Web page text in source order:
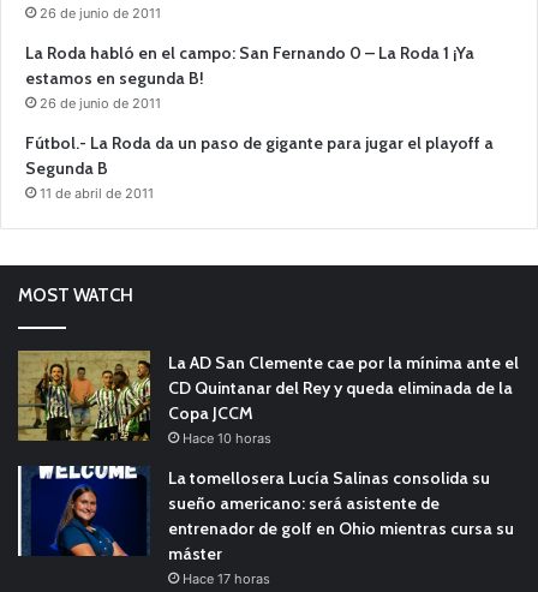
26 de junio de 2011
La Roda habló en el campo: San Fernando 0 – La Roda 1 ¡Ya
estamos en segunda B!
26 de junio de 2011
Fútbol.- La Roda da un paso de gigante para jugar el playoff a
Segunda B
11 de abril de 2011
MOST WATCH
La AD San Clemente cae por la mínima ante el
CD Quintanar del Rey y queda eliminada de la
Copa JCCM
Hace 10 horas
La tomellosera Lucía Salinas consolida su
sueño americano: será asistente de
entrenador de golf en Ohio mientras cursa su
máster
Hace 17 horas